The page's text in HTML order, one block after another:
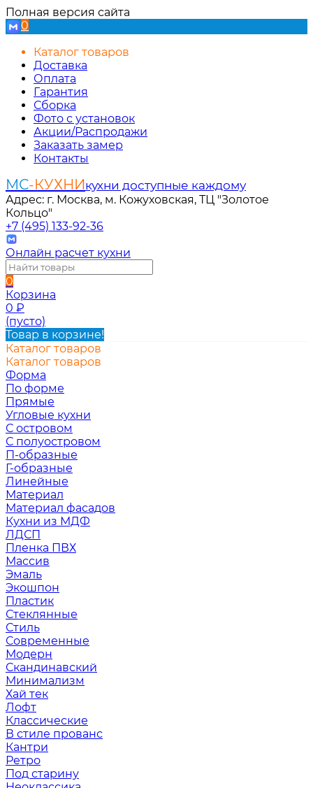
Полная версия сайта
0
Каталог товаров
Доставка
Оплата
Гарантия
Сборка
Фото с установок
Акции/Распродажи
Заказать замер
Контакты
МС-КУХНИкухни доступные каждому
Адрес: г. Москва, м. Кожуховская, ТЦ "Золотое
Кольцо"
+7 (495) 133-92-36
Онлайн расчет кухни
0
Корзина
0 ₽
(пусто)
Товар в корзине!
Каталог товаров
Каталог товаров
Форма
По форме
Прямые
Угловые кухни
С островом
С полуостровом
П-образные
Г-образные
Линейные
Материал
Материал фасадов
Кухни из МДФ
ЛДСП
Пленка ПВХ
Массив
Эмаль
Экошпон
Пластик
Стеклянные
Стиль
Современные
Модерн
Скандинавский
Минимализм
Хай тек
Лофт
Классические
В стиле прованс
Кантри
Ретро
Под старину